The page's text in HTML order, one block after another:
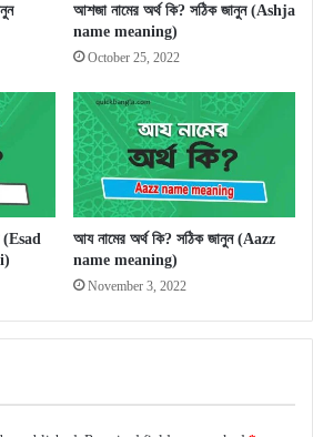
আশজা নামের অর্থ কি? সঠিক জানুন (Ashja
name meaning)
October 25, 2022
(Esad
আয নামের অর্থ কি? সঠিক জানুন (Aazz
name meaning)
November 3, 2022